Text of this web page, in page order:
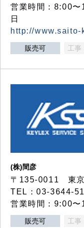
営業時間：8:00〜
日
http://www.saito-
販売可 工事
(株)間彦
〒135-0011 東
TEL：03-3644-
営業時間：9:00
販売可 工事